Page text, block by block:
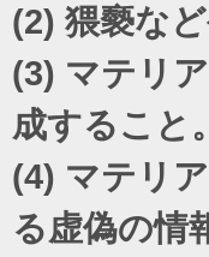
(2) 猥褻な
(3) マテリ
成すること。
(4) マテリ
る虚偽の情